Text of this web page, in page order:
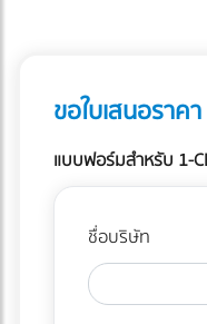
ขอใบเสนอราคา
แบบฟอร์มสำหรับ 1-
ชื่อบริษัท